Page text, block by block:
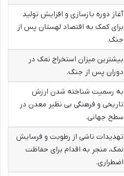
آغاز دوره بازسازی و افزایش تولید
برای کمک به اقتصاد لهستان پس از
جنگ.
بیشترین میزان استخراج نمک در
دوران پس از جنگ.
به رسمیت شناخته شدن ارزش
تاریخی و فرهنگی بی نظیر معدن در
سطح جهانی.
تهدیدات ناشی از رطوبت و فرسایش
نمک، منجر به اقدام برای حفاظت
اضطراری.